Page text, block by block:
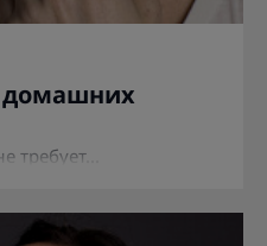
домашних